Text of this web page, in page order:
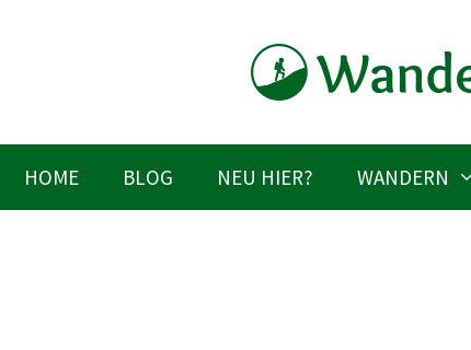
HOME BLOG NEU HIER? WANDERN